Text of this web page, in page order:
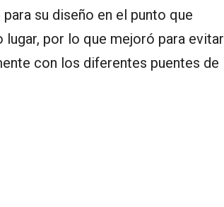
su diseño en el punto que
por lo que mejoró para evitar
con los diferentes puentes de